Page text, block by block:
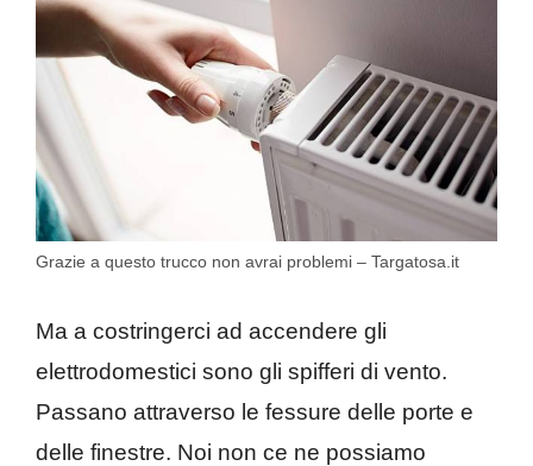
Grazie a questo trucco non avrai problemi – Targatosa.it
Ma a costringerci ad accendere gli
elettrodomestici sono gli spifferi di vento.
Passano attraverso le fessure delle porte e
delle finestre. Noi non ce ne possiamo